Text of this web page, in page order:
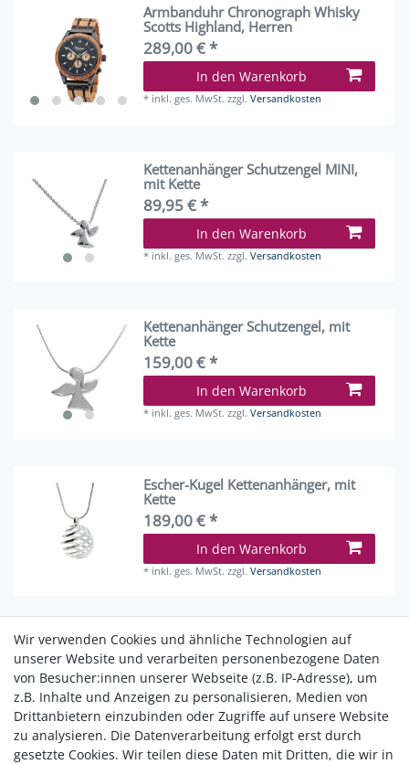
Armbanduhr Chronograph Whisky
Scotts Highland, Herren
289,00 € *
In den Warenkorb
* inkl. ges. MwSt. zzgl.Versandkosten
Kettenanhänger Schutzengel MINI,
mit Kette
89,95 € *
In den Warenkorb
* inkl. ges. MwSt. zzgl.Versandkosten
Kettenanhänger Schutzengel, mit
Kette
159,00 € *
In den Warenkorb
* inkl. ges. MwSt. zzgl.Versandkosten
Escher-Kugel Kettenanhänger, mit
Kette
189,00 € *
In den Warenkorb
* inkl. ges. MwSt. zzgl.Versandkosten
Crease Ohrstecker
99,95 € *
In den Warenkorb
*inkl. ges. MwSt. zzgl. Versandkosten
Wir verwenden Cookies und ähnliche Technologien auf
unserer Website und verarbeiten personenbezogene Daten
von Besucher:innen unserer Webseite (z.B. IP-Adresse), um
z.B. Inhalte und Anzeigen zu personalisieren, Medien von
Drittanbietern einzubinden oder Zugriffe auf unsere Website
zu analysieren. Die Datenverarbeitung erfolgt erst durch
gesetzte Cookies. Wir teilen diese Daten mit Dritten, die wir in